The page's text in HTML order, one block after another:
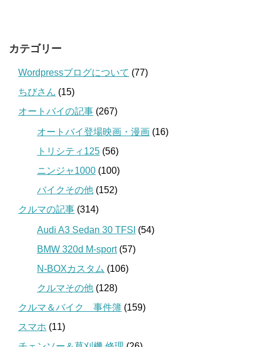
カテゴリー
Wordpressブログについて (77)
ちびさん (15)
オートバイの記事 (267)
オートバイ登場映画・漫画 (16)
トリシティ125 (56)
ニンジャ1000 (100)
バイクその他 (152)
クルマの記事 (314)
Audi A3 Sedan 30 TFSI (54)
BMW 320d M-sport(57)
N-BOXカスタム (106)
クルマその他 (128)
クルマ＆バイク 事件簿 (159)
スマホ (11)